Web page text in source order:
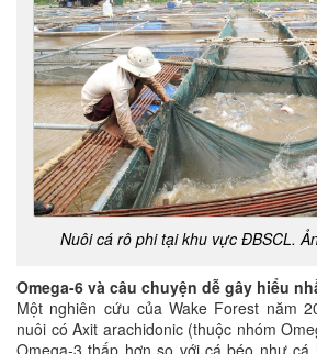
Nuôi cá rô phi tại khu vực ĐBSCL.
Omega-6 và câu chuyện dễ gây hiểu
Một nghiên cứu của Wake Forest năm
nuôi có Axit arachidonic (thuộc nhóm